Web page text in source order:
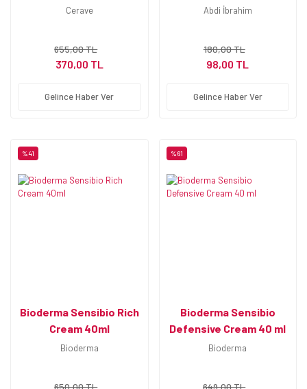
Ciltler İçin Seramid Ve
Cerave
655,00 TL
370,00 TL
Gelince Haber Ver
Kremi 30 g
Abdi İbrahim
180,00 TL
98,00 TL
Gelince Haber Ver
%41
Bioderma Sensibio Rich
Cream 40ml
Bioderma
650,00 TL
%61
Bioderma Sensibio
Defensive Cream 40 ml
Bioderma
649,00 TL